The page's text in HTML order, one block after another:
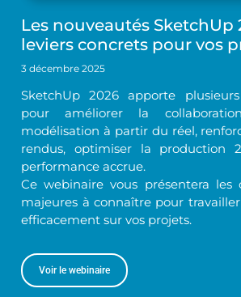
Les nouveautés SketchUp
leviers concrets pour vos
3 décembre 2025
SketchUp 2026 apporte
pour améliorer la
modélisation à partir du réel,
rendus, optimiser la production
performance accrue.
Ce webinaire vous présentera les
majeures à connaître pour
efficacement sur vos projets.
Voir le webinaire